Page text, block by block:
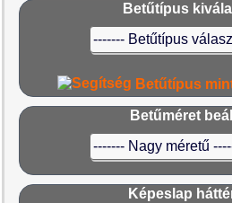
Betűtípus
Betűtípus
Betűméret
Képeslap